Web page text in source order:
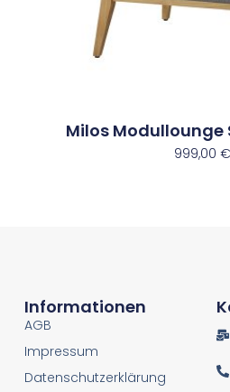
Milos Modullounge
999,00 €
Informationen
AGB
Impressum
Datenschutzerklärung